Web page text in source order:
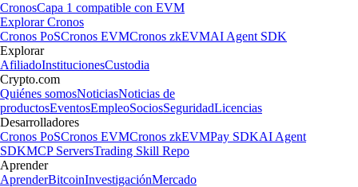
CronosCapa 1 compatible con EVM
Explorar Cronos
Cronos PoSCronos EVMCronos zkEVMAI Agent SDK
Explorar
AfiliadoInstitucionesCustodia
Crypto.com
Quiénes somosNoticiasNoticias de
productosEventosEmpleoSociosSeguridadLicencias
Desarrolladores
Cronos PoSCronos EVMCronos zkEVMPay SDKAI Agent
SDKMCP ServersTrading Skill Repo
Aprender
AprenderBitcoinInvestigaciónMercado